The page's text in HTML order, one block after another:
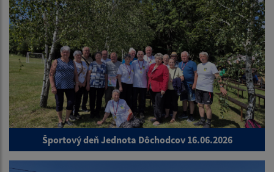
Športový deň Jednota Dôchodcov 16.06.2026